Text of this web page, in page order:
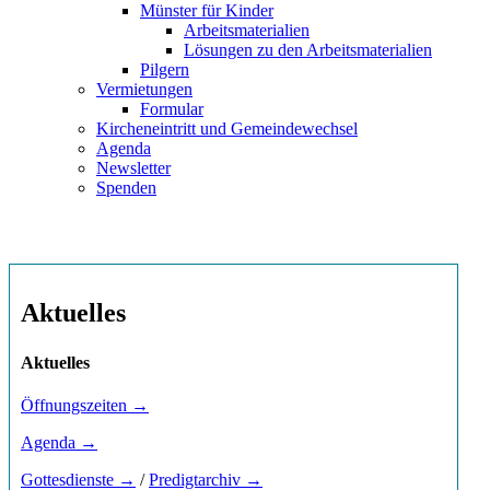
Münster für Kinder
Arbeitsmaterialien
Lösungen zu den Arbeitsmaterialien
Pilgern
Vermietungen
Formular
Kircheneintritt und Gemeindewechsel
Agenda
Newsletter
Spenden
Aktuelles
Aktuelles
Öffnungszeiten →
Agenda →
Gottesdienste → /Predigtarchiv →